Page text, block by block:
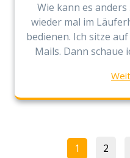
Wie kann es
wieder mal im
bedienen. Ich sitze
Mails. Dann schaue
Page
1 Page
2